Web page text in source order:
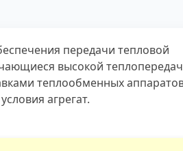
передачи тепловой
высокой
теплообменных
агрегат.